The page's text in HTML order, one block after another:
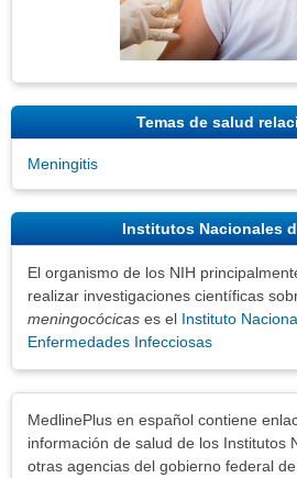
Temas de salud
Meningitis
Institutos Nacionales
El organismo de los NIH
realizar investigaciones científicas
meningocócicas es el Instituto
Enfermedades Infecciosas
MedlinePlus en español contiene
información de salud de los Institutos
otras agencias del gobierno federal de